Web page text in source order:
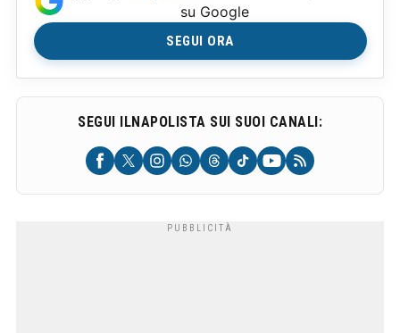
su Google
SEGUI ORA
SEGUI ILNAPOLISTA SUI SUOI CANALI: